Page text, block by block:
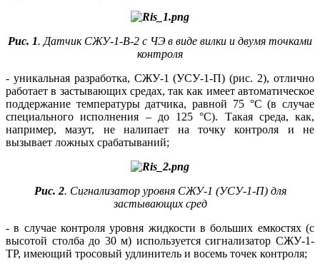
Рис. 1. Датчик СЖУ‑1‑В-2 с ЧЭ в виде вилки и двумя точками
контроля
- уникальная разработка, СЖУ-1 (УСУ-1-П) (рис. 2), отлично
работает в застывающих средах, так как имеет автоматическое
поддержание температуры датчика, равной 75 °C (в случае
специального исполнения – до 125 °C). Такая среда, как,
например, мазут, не налипает на точку контроля и не
вызывает ложных срабатываний;
Рис. 2. Сигнализатор уровня СЖУ-1 (УСУ-1-П) для
застывающих сред
- в случае контроля уровня жидкости в больших емкостях (с
высотой столба до 30 м) используется сигнализатор СЖУ-1-
ТР, имеющий тросовый удлинитель и восемь точек контроля;